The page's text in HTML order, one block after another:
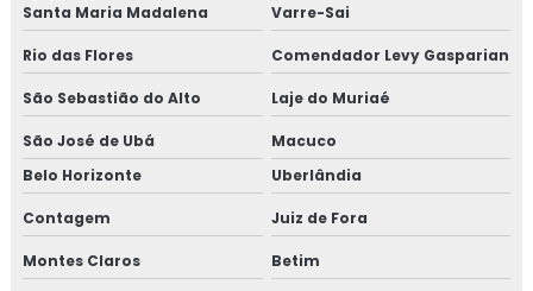
Consultoria em programa 5s
Consultoria em rastreabilidade e recall
Consultoria em reciclagem auditores internos iso9001
Consultoria em reciclagem equipe HACCP
alimentos
Santa Maria Madalena Varre-Sai
Rio das Flores Comendador Levy Gasparian
São Sebastião do Alto Laje do Muriaé
São José de Ubá
Macuco
Belo Horizonte
Uberlândia
Contagem Juiz de Fora
Montes Claros Betim